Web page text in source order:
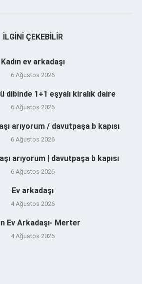
İLGINI ÇEKEBILIR
Kadın ev arkadaşı
6 Ağustos 2026
dibinde 1+1 eşyalı kiralık daire
6 Ağustos 2026
arıyorum / davutpaşa b kapısı
6 Ağustos 2026
arıyorum | davutpaşa b kapısı
6 Ağustos 2026
Ev arkadaşı
4 Ağustos 2026
Ev Arkadaşı- Merter
4 Ağustos 2026